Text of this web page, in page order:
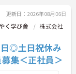
更新日：2026年08月06日
く学び舎
株式会社
日◎土日祝休み
集＜正社員＞